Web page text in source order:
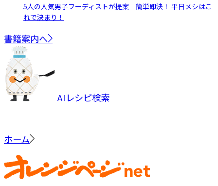
5人の人気男子フーディストが提案 簡単即決！ 平日メシはこ
れで決まり！
書籍案内へ
AIレシピ検索
ホーム